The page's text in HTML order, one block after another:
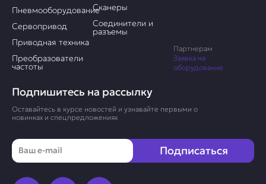
Подпишитесь на рассылку
Оставайтесь в курсе новостей и узнавайте первыми о
новинках и спецпредложениях
Email
Подписаться
Пневмооборудование
Сервопривод
Приводная техника
Преобразователи
частоты
Сканеры
Соединители и
разъемы
Партнерам
Заявка на
оборудование